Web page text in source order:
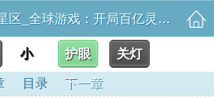
1611、返回170号星区_全球游戏：开局百亿灵能币
小 护眼 关灯
目录 下一章